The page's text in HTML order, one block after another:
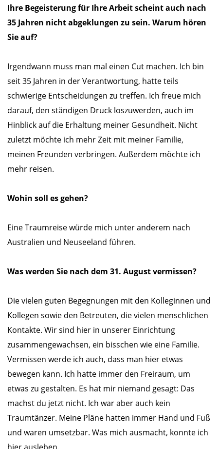
Ihre Begeisterung für Ihre Arbeit scheint auch nach
35 Jahren nicht abgeklungen zu sein. Warum hören
Sie auf?
Irgendwann muss man mal einen Cut machen. Ich bin
seit 35 Jahren in der Verantwortung, hatte teils
schwierige Entscheidungen zu treffen. Ich freue mich
darauf, den ständigen Druck loszuwerden, auch im
Hinblick auf die Erhaltung meiner Gesundheit. Nicht
zuletzt möchte ich mehr Zeit mit meiner Familie,
meinen Freunden verbringen. Außerdem möchte ich
mehr reisen.
Wohin soll es gehen?
Eine Traumreise würde mich unter anderem nach
Australien und Neuseeland führen.
Was werden Sie nach dem 31. August vermissen?
Die vielen guten Begegnungen mit den Kolleginnen und
Kollegen sowie den Betreuten, die vielen menschlichen
Kontakte. Wir sind hier in unserer Einrichtung
zusammengewachsen, ein bisschen wie eine Familie.
Vermissen werde ich auch, dass man hier etwas
bewegen kann. Ich hatte immer den Freiraum, um
etwas zu gestalten. Es hat mir niemand gesagt: Das
machst du jetzt nicht. Ich war aber auch kein
Traumtänzer. Meine Pläne hatten immer Hand und Fuß
und waren umsetzbar. Was mich ausmacht, konnte ich